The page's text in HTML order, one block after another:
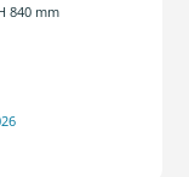
840 mm